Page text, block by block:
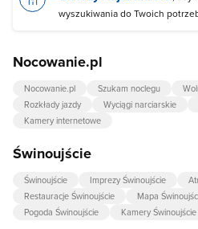
wyszukiwania do Twoich
Nocowanie.pl
Nocowanie.pl Szukam noclegu
Rozkłady jazdy
Wyciągi narciarskie
Kamery internetowe
Świnoujście
Świnoujście Imprezy Świnoujście
Restauracje Świnoujście
Mapa
Pogoda Świnoujście
Kamery Świnoujście